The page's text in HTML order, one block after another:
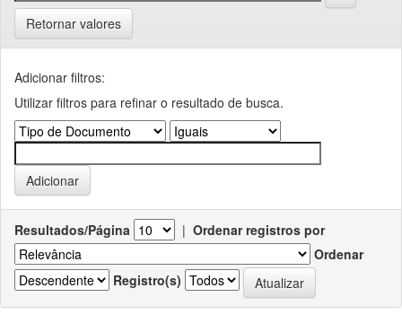
Retornar valores
Adicionar filtros:
Utilizar filtros para refinar o resultado de busca.
Resultados/Página | Ordenar registros por
Ordenar
Registro(s)